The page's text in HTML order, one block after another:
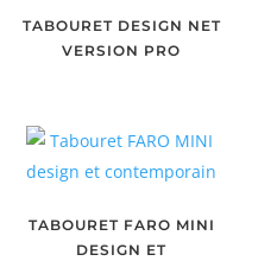
TABOURET DESIGN NET
VERSION PRO
TABOURET FARO MINI
DESIGN ET